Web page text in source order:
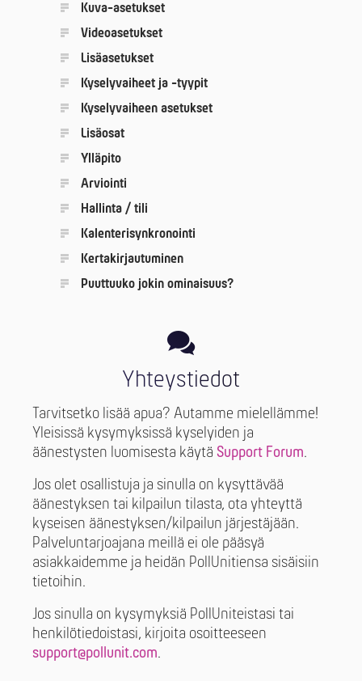
Kuva-asetukset
Videoasetukset
Lisäasetukset
Kyselyvaiheet ja -tyypit
Kyselyvaiheen asetukset
Lisäosat
Ylläpito
Arviointi
Hallinta / tili
Kalenterisynkronointi
Kertakirjautuminen
Puuttuuko jokin ominaisuus?
Yhteystiedot
Tarvitsetko lisää apua? Autamme mielellämme!
Yleisissä kysymyksissä kyselyiden ja
äänestysten luomisesta käytä Support Forum.
Jos olet osallistuja ja sinulla on kysyttävää
äänestyksen tai kilpailun tilasta, ota yhteyttä
kyseisen äänestyksen/kilpailun järjestäjään.
Palveluntarjoajana meillä ei ole pääsyä
asiakkaidemme ja heidän PollUnitiensa sisäisiin
tietoihin.
Jos sinulla on kysymyksiä PollUniteistasi tai
henkilötiedoistasi, kirjoita osoitteeseen
support@pollunit.com.